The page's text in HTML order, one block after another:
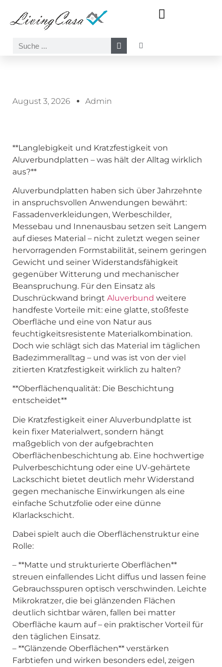
August 3, 2026 Admin
**Langlebigkeit und Kratzfestigkeit von
Aluverbundplatten – was hält der Alltag wirklich
aus?**
Aluverbundplatten haben sich über Jahrzehnte
in anspruchsvollen Anwendungen bewährt:
Fassadenverkleidungen, Werbeschilder,
Messebau und Innenausbau setzen seit Langem
auf dieses Material – nicht zuletzt wegen seiner
hervorragenden Formstabilität, seinem geringen
Gewicht und seiner Widerstandsfähigkeit
gegenüber Witterung und mechanischer
Beanspruchung. Für den Einsatz als
Duschrückwand bringt Aluverbund weitere
handfeste Vorteile mit: eine glatte, stoßfeste
Oberfläche und eine von Natur aus
feuchtigkeitsresistente Materialkombination.
Doch wie schlägt sich das Material im täglichen
Badezimmeralltag – und was ist von der viel
zitierten Kratzfestigkeit wirklich zu halten?
**Oberflächenqualität: Die Beschichtung
entscheidet**
Die Kratzfestigkeit einer Aluverbundplatte ist
kein fixer Materialwert, sondern hängt
maßgeblich von der aufgebrachten
Oberflächenbeschichtung ab. Eine hochwertige
Pulverbeschichtung oder eine UV-gehärtete
Lackschicht bietet deutlich mehr Widerstand
gegen mechanische Einwirkungen als eine
einfache Schutzfolie oder eine dünne
Klarlackschicht.
Dabei spielt auch die Oberflächenstruktur eine
Rolle:
– **Matte und strukturierte Oberflächen**
streuen einfallendes Licht diffus und lassen feine
Gebrauchsspuren optisch verschwinden. Leichte
Mikrokratzer, die bei glänzenden Flächen
deutlich sichtbar wären, fallen bei matter
Oberfläche kaum auf – ein praktischer Vorteil für
den täglichen Einsatz.
– **Glänzende Oberflächen** verstärken
Farbtiefen und wirken besonders edel, zeigen